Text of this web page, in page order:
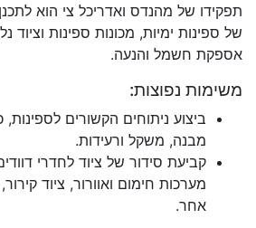
תפקידו של מהנדס ואדריכל צי הוא
של ספינות ימיות, מכונות ספינות וציוד
אספקת חשמל והנעה.
משימות נפוצות:
ביצוע ניתוחים הקשורים לספינות,
מבנה, משקל ורעידות.
קביעת סידור של ציוד לחדרי
מערכות חימום ואוורור, ציוד קירור,
אחר.